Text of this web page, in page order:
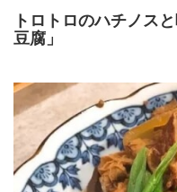
トロトロのハチノス
豆腐」